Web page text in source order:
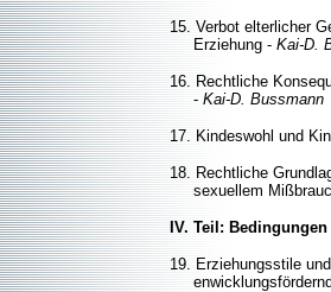
15. Verbot elterlicher
Erziehung - Kai-D.
16. Rechtliche
- Kai-D. Bussmann
17. Kindeswohl und
18. Rechtliche
sexuellem
IV. Teil:
19. Erziehungsstile